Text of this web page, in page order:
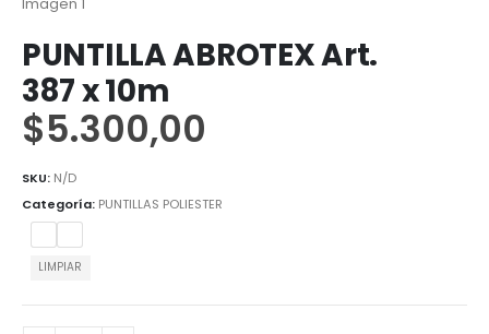
PUNTILLA ABROTEX Art.
387 x 10m
$5.300,00
SKU: N/D
Categoría: PUNTILLAS POLIESTER
LIMPIAR